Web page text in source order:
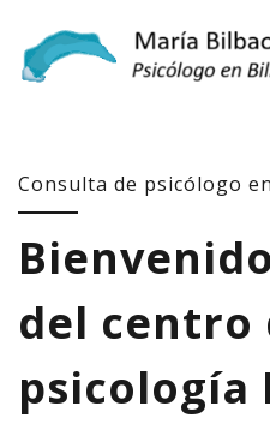
Consulta de psicólogo
del centro
psicología